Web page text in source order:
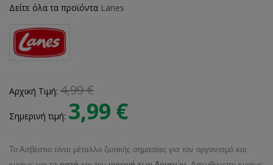
Δείτε όλα τα προϊόντα Lanes
Αρχική Τιμή: 4,99 €
Σημερινή τιμή: 3,99 €
Το Ασβέστιο είναι μέταλλο ζωτικής σημασίας για τον οργανισμό και